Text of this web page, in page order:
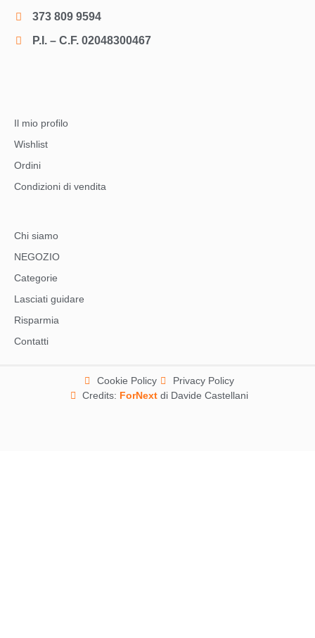
373 809 9594
P.I. – C.F. 02048300467
Il mio profilo
Wishlist
Ordini
Condizioni di vendita
Chi siamo
NEGOZIO
Categorie
Lasciati guidare
Risparmia
Contatti
Cookie Policy
Privacy Policy
Credits: ForNextdi Davide Castellani